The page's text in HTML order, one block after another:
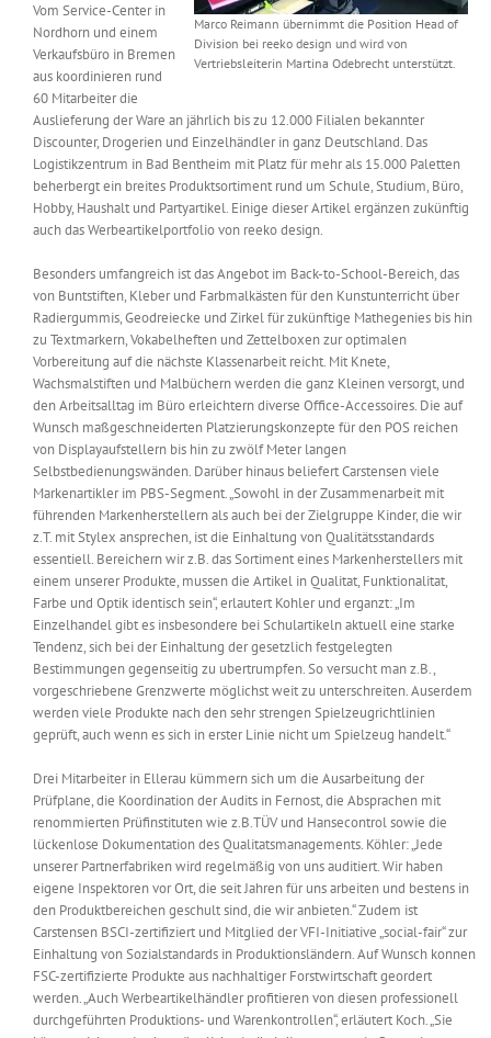
Marco Reimann übernimmt die Position Head of
Division bei reeko design und wird von
Vertriebsleiterin Martina Odebrecht unterstützt.
Vom Service-Center in
Nordhorn und einem
Verkaufsbüro in Bremen
aus koordinieren rund
60 Mitarbeiter die
Auslieferung der Ware an jährlich bis zu 12.000 Filialen bekannter
Discounter, Drogerien und Einzelhändler in ganz Deutschland. Das
Logistikzentrum in Bad Bentheim mit Platz für mehr als 15.000 Paletten
beherbergt ein breites Produktsortiment rund um Schule, Studium, Büro,
Hobby, Haushalt und Partyartikel. Einige dieser Artikel ergänzen zukünftig
auch das Werbeartikelportfolio von reeko design.
Besonders umfangreich ist das Angebot im Back-to-School-Bereich, das
von Buntstiften, Kleber und Farbmalkästen für den Kunstunterricht über
Radiergummis, Geodreiecke und Zirkel für zukünftige Mathegenies bis hin
zu Textmarkern, Vokabelheften und Zettelboxen zur optimalen
Vorbereitung auf die nächste Klassenarbeit reicht. Mit Knete,
Wachsmalstiften und Malbüchern werden die ganz Kleinen versorgt, und
den Arbeitsalltag im Büro erleichtern diverse Office-Accessoires. Die auf
Wunsch maßgeschneiderten Platzierungskonzepte für den POS reichen
von Displayaufstellern bis hin zu zwölf Meter langen
Selbstbedienungswänden. Darüber hinaus beliefert Carstensen viele
Markenartikler im PBS-Segment. „Sowohl in der Zusammenarbeit mit
führenden Markenherstellern als auch bei der Zielgruppe Kinder, die wir
z.T. mit Stylex ansprechen, ist die Einhaltung von Qualitätsstandards
essentiell. Bereichern wir z.B. das Sortiment eines Markenherstellers mit
einem unserer Produkte, mussen die Artikel in Qualitat, Funktionalitat,
Farbe und Optik identisch sein“, erlautert Kohler und erganzt: „Im
Einzelhandel gibt es insbesondere bei Schulartikeln aktuell eine starke
Tendenz, sich bei der Einhaltung der gesetzlich festgelegten
Bestimmungen gegenseitig zu ubertrumpfen. So versucht man z.B.,
vorgeschriebene Grenzwerte möglichst weit zu unterschreiten. Auserdem
werden viele Produkte nach den sehr strengen Spielzeugrichtlinien
geprüft, auch wenn es sich in erster Linie nicht um Spielzeug handelt.“
Drei Mitarbeiter in Ellerau kümmern sich um die Ausarbeitung der
Prüfplane, die Koordination der Audits in Fernost, die Absprachen mit
renommierten Prüfinstituten wie z.B.TÜV und Hansecontrol sowie die
lückenlose Dokumentation des Qualitatsmanagements. Köhler: „Jede
unserer Partnerfabriken wird regelmäßig von uns auditiert. Wir haben
eigene Inspektoren vor Ort, die seit Jahren für uns arbeiten und bestens in
den Produktbereichen geschult sind, die wir anbieten.“ Zudem ist
Carstensen BSCI-zertifiziert und Mitglied der VFI-Initiative „social-fair“ zur
Einhaltung von Sozialstandards in Produktionsländern. Auf Wunsch konnen
FSC-zertifizierte Produkte aus nachhaltiger Forstwirtschaft geordert
werden. „Auch Werbeartikelhändler profitieren von diesen professionell
durchgeführten Produktions- und Warenkontrollen“, erläutert Koch. „Sie